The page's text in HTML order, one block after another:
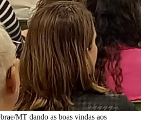
MT dando as boas vindas aos